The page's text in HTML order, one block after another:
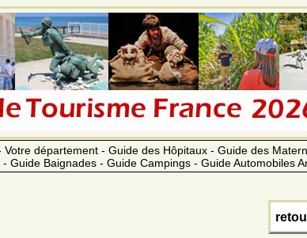
département - Guide des Hôpitaux - Guide des
Guide Baignades - Guide Campings - Guide Automobiles